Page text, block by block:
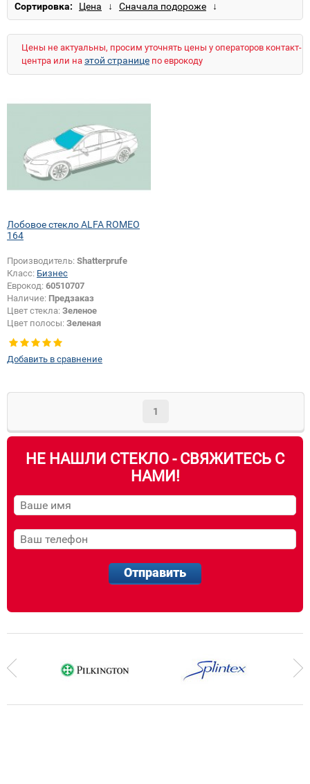
Сортировка:
Цены не актуальны, просим уточнять цены у операторов контакт-
центра или на этой странице по еврокоду
Лобовое стекло ALFA ROMEO
164
Производитель: Shatterprufe
Класс: Бизнес
Еврокод: 60510707
Наличие: Предзаказ
Цвет стекла: Зеленое
Цвет полосы: Зеленая
Добавить в сравнение
1
НЕ НАШЛИ СТЕКЛО - СВЯЖИТЕСЬ С
НАМИ!
Отправить